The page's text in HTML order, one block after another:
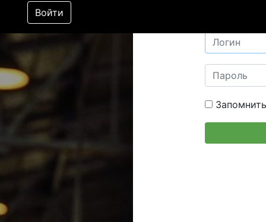
Войти